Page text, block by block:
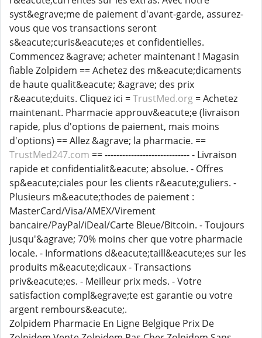
syst&egrave;me de paiement d'avant-garde, assurez-
vous que vos transactions seront
s&eacute;curis&eacute;es et confidentielles.
Commencez &agrave; acheter maintenant ! Magasin
fiable Zolpidem == Achetez des m&eacute;dicaments
de haute qualit&eacute; &agrave; des prix
r&eacute;duits. Cliquez ici =TrustMed.org = Achetez
maintenant. Pharmacie approuv&eacute;e (livraison
rapide, plus d'options de paiement, mais moins
d'options) == Allez &agrave; la pharmacie. ==
TrustMed247.com == ----------------------------- - Livraison
rapide et confidentialit&eacute; absolue. - Offres
sp&eacute;ciales pour les clients r&eacute;guliers. -
Plusieurs m&eacute;thodes de paiement :
MasterCard/Visa/AMEX/Virement
bancaire/PayPal/iDeal/Carte Bleue/Bitcoin. - Toujours
jusqu'&agrave; 70% moins cher que votre pharmacie
locale. - Informations d&eacute;taill&eacute;es sur les
produits m&eacute;dicaux - Transactions
priv&eacute;es. - Meilleur prix meds. - Votre
satisfaction compl&egrave;te est garantie ou votre
argent rembours&eacute;.
Zolpidem Pharmacie En Ligne Belgique Prix De